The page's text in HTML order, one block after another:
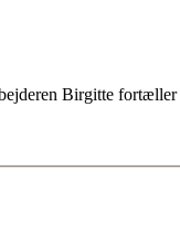
Birgitte